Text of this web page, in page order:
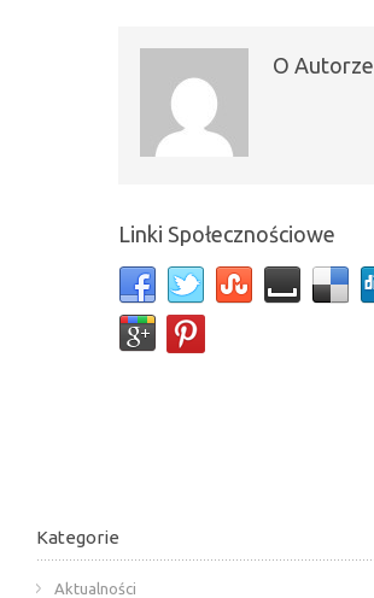
O Autorze
Linki Społecznościowe
Kategorie
Aktualności